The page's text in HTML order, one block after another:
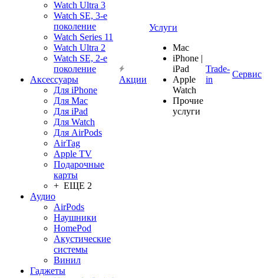
Watch Ultra 3
Watch SE, 3-е
поколение
Watch Series 11
Watch Ultra 2
Watch SE, 2-е
поколение
Аксессуары
Для iPhone
Для Mac
Для iPad
Для Watch
Для AirPods
AirTag
Apple TV
Подарочные
карты
+ ЕЩЕ 2
Аудио
AirPods
Наушники
HomePod
Акустические
системы
Винил
Гаджеты
Акции
Услуги
Mac
iPhone |
iPad
Apple
Watch
Прочие
услуги
Trade-
in
Сервис